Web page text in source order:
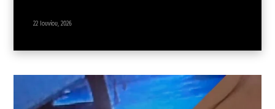
22 Ιουνίου, 2026